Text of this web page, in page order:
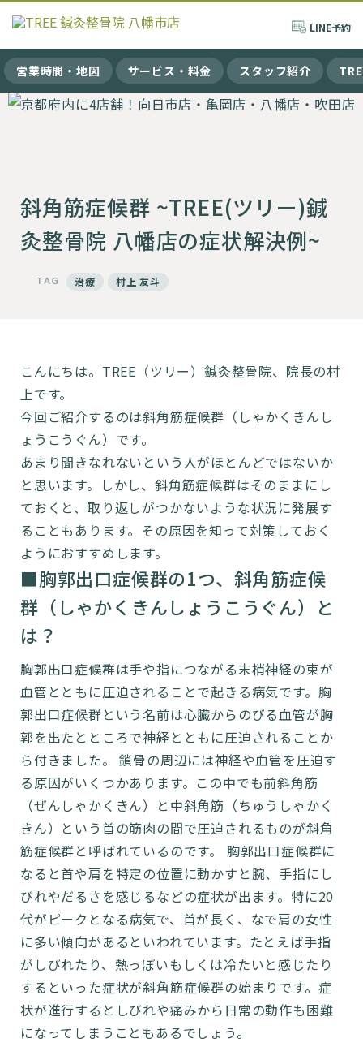
LINE予約
営業時間・地図 サービス・料金 スタッフ紹介
斜角筋症候群 ~TREE(ツリー)鍼
灸整骨院 八幡店の症状解決例~
TAG 治療 村上 友斗
こんにちは。TREE（ツリー）鍼灸整骨院、院長の村
上です。
今回ご紹介するのは斜角筋症候群（しゃかくきんし
ょうこうぐん）です。
あまり聞きなれないという人がほとんどではないか
と思います。しかし、斜角筋症候群はそのままにし
ておくと、取り返しがつかないような状況に発展す
ることもあります。その原因を知って対策しておく
ようにおすすめします。
■胸郭出口症候群の1つ、斜角筋症候
群（しゃかくきんしょうこうぐん）と
は？
胸郭出口症候群は手や指につながる末梢神経の束が
血管とともに圧迫されることで起きる病気です。胸
郭出口症候群という名前は心臓からのびる血管が胸
郭を出たとところで神経とともに圧迫されることか
ら付きました。 鎖骨の周辺には神経や血管を圧迫す
る原因がいくつかあります。この中でも前斜角筋
（ぜんしゃかくきん）と中斜角筋（ちゅうしゃかく
きん）という首の筋肉の間で圧迫されるものが斜角
筋症候群と呼ばれているのです。 胸郭出口症候群に
なると首や肩を特定の位置に動かすと腕、手指にし
びれやだるさを感じるなどの症状が出ます。特に20
代がピークとなる病気で、首が長く、なで肩の女性
に多い傾向があるといわれています。たとえば手指
がしびれたり、熱っぽいもしくは冷たいと感じたり
するといった症状が斜角筋症候群の始まりです。症
状が進行するとしびれや痛みから日常の動作も困難
になってしまうこともあるでしょう。